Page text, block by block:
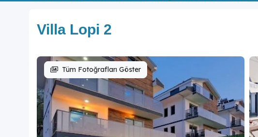
Villa Lopi 2
Tüm Fotoğrafları Göster